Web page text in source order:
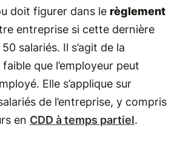
doit figurer dans le règlement
entreprise si cette dernière
salariés. Il s’agit de la
que l’employeur peut
Elle s’applique sur
de l’entreprise, y compris
en CDD à temps partiel.